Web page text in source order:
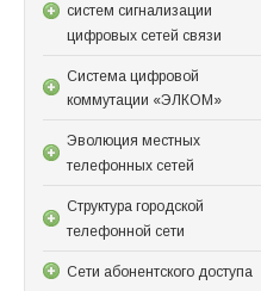
систем сигнализации
цифровых сетей связи
Система цифровой
коммутации «ЭЛКОМ»
Эволюция местных
телефонных сетей
Структура городской
телефонной сети
Сети абонентского доступа